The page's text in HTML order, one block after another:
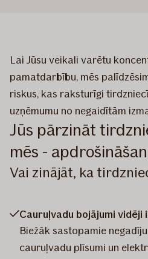
Lai Jūsu veikali varētu
pamatdarbību, mēs
riskus, kas raksturīgi
uzņēmumu no negaidītām
Jūs pārzināt
mēs -
Vai zinājāt, ka
Cauruļvadu bojājumi
Biežāk sastopamie
cauruļvadu plīsumi un